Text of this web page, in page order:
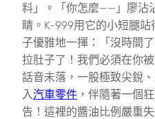
料」。「你怎麼——」廖沾
睛。K-999用它的小短腿
子優雅地一揮：「沒時間
拉肚子了！我們必須在你
話音未落，一股極致尖銳
入汽車零件 ，伴隨著一個
告！這裡的醬油比例嚴重